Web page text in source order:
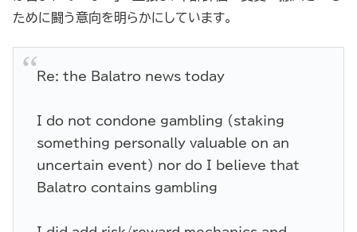
ために闘う意向を明らかにしています。
Re: the Balatro news today
I do not condone gambling (staking
something personally valuable on an
uncertain event) nor do I believe that
Balatro contains gambling